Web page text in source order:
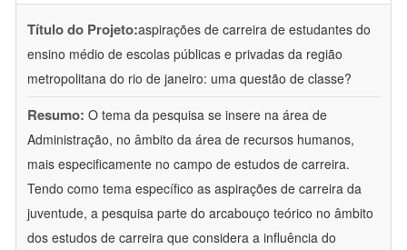
Título do Projeto:aspirações de carreira de estudantes do
ensino médio de escolas públicas e privadas da região
metropolitana do rio de janeiro: uma questão de classe?
Resumo: O tema da pesquisa se insere na área de
Administração, no âmbito da área de recursos humanos,
mais especificamente no campo de estudos de carreira.
Tendo como tema específico as aspirações de carreira da
juventude, a pesquisa parte do arcabouço teórico no âmbito
dos estudos de carreira que considera a influência do